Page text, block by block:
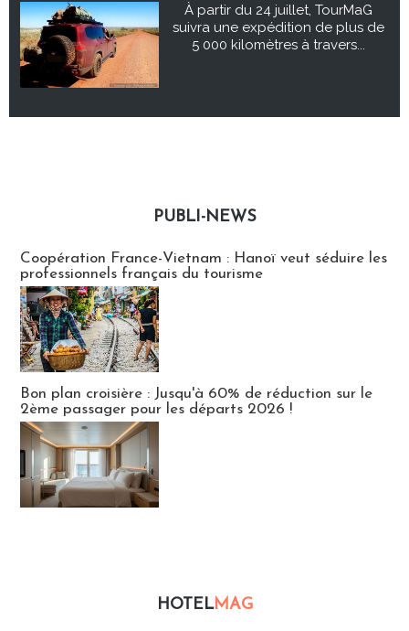
À partir du 24 juillet, TourMaG
suivra une expédition de plus de
5 000 kilomètres à travers...
PUBLI-NEWS
Coopération France-Vietnam : Hanoï veut séduire les
professionnels français du tourisme
Bon plan croisière : Jusqu'à 60% de réduction sur le
2ème passager pour les départs 2026 !
HOTELMAG